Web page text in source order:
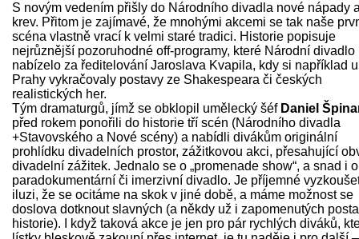
S novým vedením přišly do Národního divadla nové nápady
krev. Přitom je zajímavé, že mnohými akcemi se tak naše
scéna vlastně vrací k velmi staré tradici. Historie popisuje
nejrůznější pozoruhodné off-programy, které Národní divadlo
nabízelo za ředitelování Jaroslava Kvapila, kdy si například
Prahy vykračovaly postavy ze Shakespeara či českých
realistických her.
Tým dramaturgů, jímž se obklopil umělecký šéf Daniel
před rokem ponořili do historie tří scén (Národního divadla
+Stavovského a Nové scény) a nabídli divákům originální
prohlídku divadelních prostor, zážitkovou akci, přesahující
divadelní zážitek. Jednalo se o „promenade show“, a snad i o
paradokumentární či imerzivní divadlo. Je příjemné
iluzi, že se ocitáme na skok v jiné době, a máme možnost se
doslova dotknout slavných (a někdy už i zapomenutých
historie). I když taková akce je jen pro pár rychlých diváků,